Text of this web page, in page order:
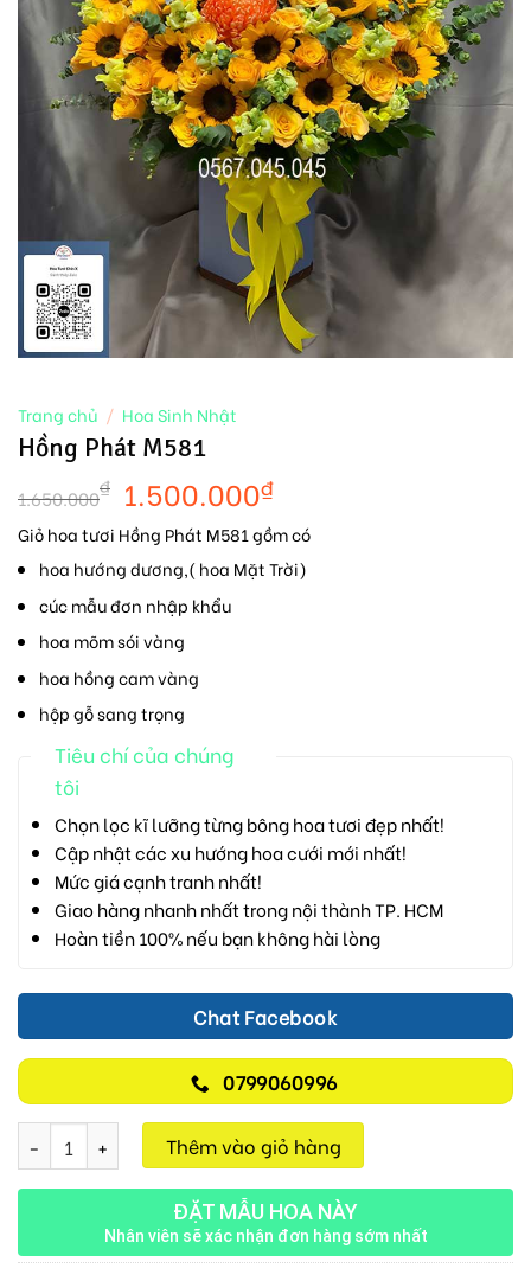
Trang chủ / Hoa Sinh Nhật
Hồng Phát M581
1.650.000₫ 1.500.000₫
Giỏ hoa tươi Hồng Phát M581 gồm có
hoa hướng dương,( hoa Mặt Trời)
cúc mẫu đơn nhập khẩu
hoa mõm sói vàng
hoa hồng cam vàng
hộp gỗ sang trọng
Tiêu chí của chúng
tôi
Chọn lọc kĩ lưỡng từng bông hoa tươi đẹp nhất!
Cập nhật các xu hướng hoa cưới mới nhất!
Mức giá cạnh tranh nhất!
Giao hàng nhanh nhất trong nội thành TP. HCM
Hoàn tiền 100% nếu bạn không hài lòng
Chat Facebook
0799060996
Hồng Phát M581 số lượngThêm vào giỏ hàng
ĐẶT MẪU HOA NÀY
Nhân viên sẽ xác nhận đơn hàng sớm nhất